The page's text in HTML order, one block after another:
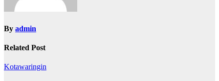
By admin
Related Post
Kotawaringin